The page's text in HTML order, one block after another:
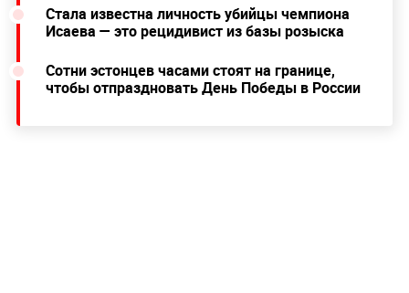
Стала известна личность убийцы чемпиона
Исаева — это рецидивист из базы розыска
Сотни эстонцев часами стоят на границе,
чтобы отпраздновать День Победы в России